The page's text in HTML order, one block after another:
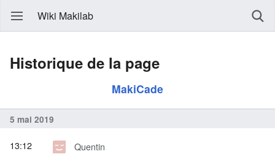
Wiki Makilab
Historique de la page
MakiCade
5 mai 2019
Quentin
13:12